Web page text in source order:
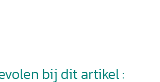
bij dit artikel :